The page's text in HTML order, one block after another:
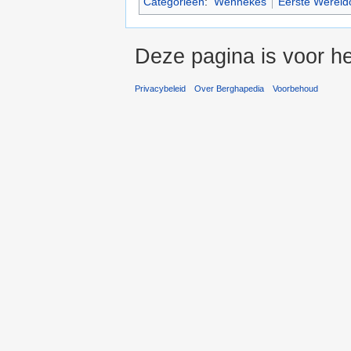
Deze pagina is voor
Privacybeleid Over Berghapedia Voorbehoud